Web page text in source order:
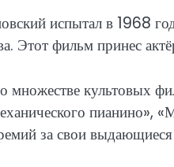
испытал в 1968
Этот фильм принес
культовых
пианино»,
за свои